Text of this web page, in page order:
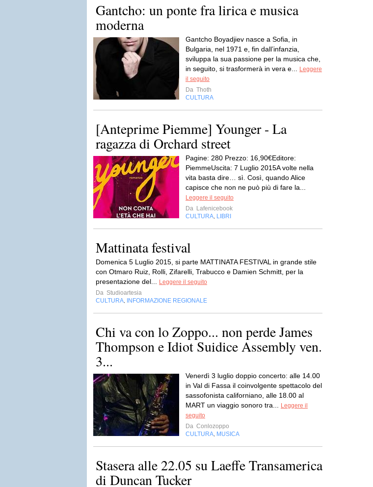
Gantcho: un ponte fra lirica e musica
moderna
Gantcho Boyadjiev nasce a Sofia, in
Bulgaria, nel 1971 e, fin dall’infanzia,
sviluppa la sua passione per la musica che,
in seguito, si trasformerà in vera e...
Leggere
il seguito
Da Thoth
CULTURA
[Anteprime Piemme] Younger - La
ragazza di Orchard street
Pagine: 280 Prezzo: 16,90€Editore:
PiemmeUscita: 7 Luglio 2015A volte nella
vita basta dire… sì. Così, quando Alice
capisce che non ne può più di fare la...
Leggere il seguito
Da Lafenicebook
CULTURA LIBRI
Mattinata festival
Domenica 5 Luglio 2015, si parte MATTINATA FESTIVAL in grande stile
con Otmaro Ruiz, Rolli, Zifarelli, Trabucco e Damien Schmitt, per la
presentazione del...
Leggere il seguito
Da Studioartesia
CULTURA
INFORMAZIONE REGIONALE
Chi va con lo Zoppo... non perde James
Thompson e Idiot Suidice Assembly ven.
3...
Venerdì 3 luglio doppio concerto: alle 14.00
in Val di Fassa il coinvolgente spettacolo del
sassofonista californiano, alle 18.00 al
MART un viaggio sonoro tra...
Leggere il
seguito
Da Conlozoppo
CULTURA MUSICA
Stasera alle 22.05 su Laeffe Transamerica
di Duncan Tucker